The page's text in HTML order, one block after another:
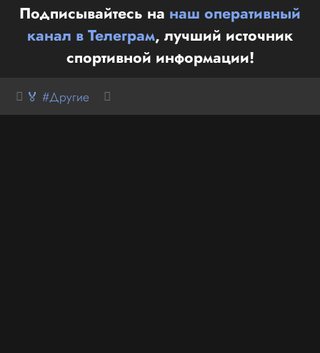
Подписывайтесь на наш оперативный
канал в Телеграм, лучший источник
спортивной информации!
🏅 #Другие